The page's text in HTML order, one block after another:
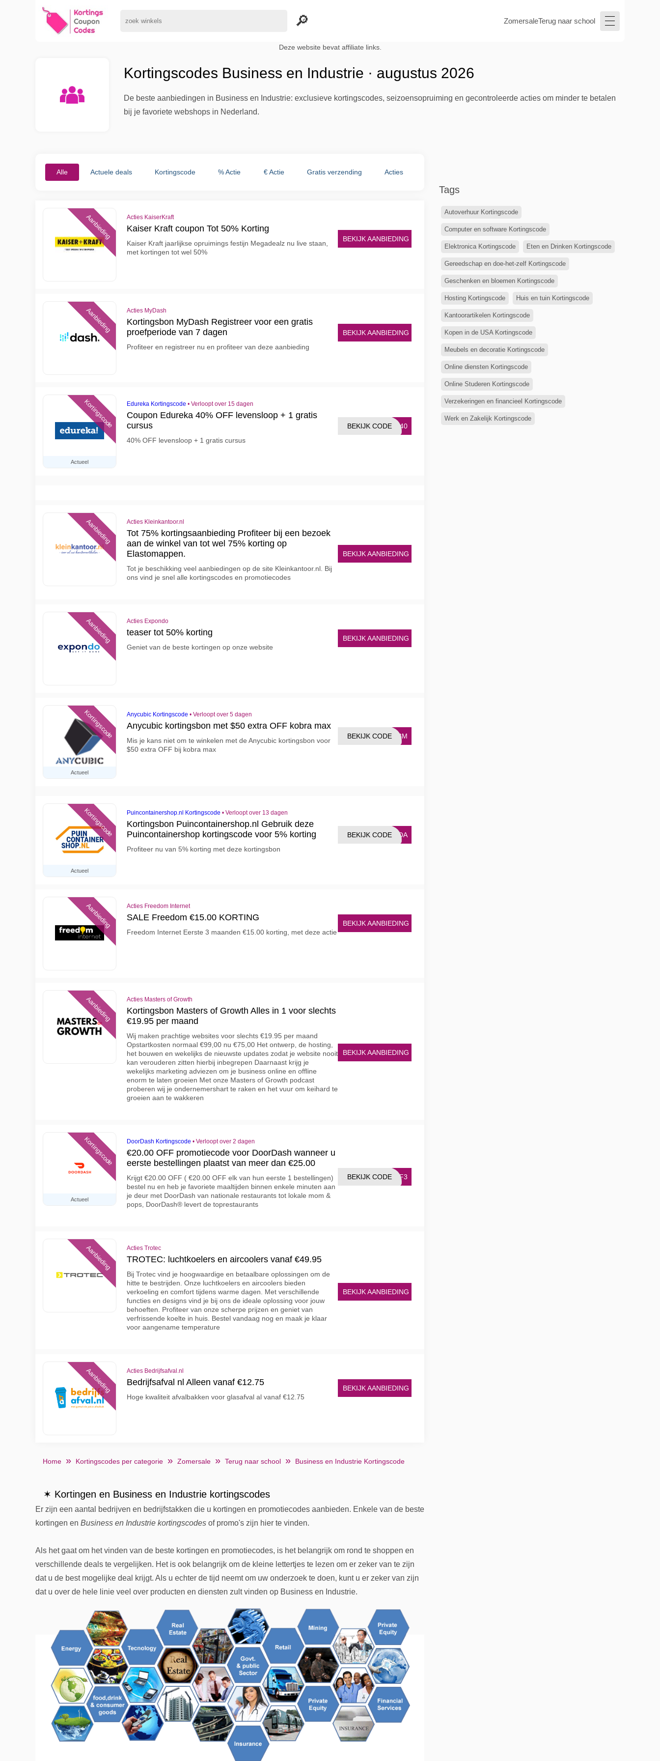
ZomersaleTerug naar school
Deze website bevat affiliate links.
Kortingscodes Business en Industrie · augustus 2026
De beste aanbiedingen in Business en Industrie: exclusieve kortingscodes, seizoensopruiming en gecontroleerde acties om minder te betalen
bij je favoriete webshops in Nederland.
Alle Actuele deals Kortingscode % Actie € Actie Gratis verzending Acties
Aanbieding Acties KaiserKraft
Kaiser Kraft coupon Tot 50% Korting
Kaiser Kraft jaarlijkse opruimings festijn Megadealz nu live staan,
met kortingen tot wel 50%
BEKIJK AANBIEDING
Aanbieding Acties MyDash
Kortingsbon MyDash Registreer voor een gratis
proefperiode van 7 dagen
Profiteer en registreer nu en profiteer van deze aanbieding
BEKIJK AANBIEDING
Actueel
Kortingscode Edureka Kortingscode • Verloopt over 15 dagen
Coupon Edureka 40% OFF levensloop + 1 gratis
cursus
40% OFF levensloop + 1 gratis cursus
SI40
BEKIJK CODE
Aanbieding Acties Kleinkantoor.nl
Tot 75% kortingsaanbieding Profiteer bij een bezoek
aan de winkel van tot wel 75% korting op
Elastomappen.
Tot je beschikking veel aanbiedingen op de site Kleinkantoor.nl. Bij
ons vind je snel alle kortingscodes en promotiecodes
BEKIJK AANBIEDING
Aanbieding Acties Expondo
teaser tot 50% korting
Geniet van de beste kortingen op onze website
BEKIJK AANBIEDING
Actueel
Kortingscode Anycubic Kortingscode • Verloopt over 5 dagen
Anycubic kortingsbon met $50 extra OFF kobra max
Mis je kans niet om te winkelen met de Anycubic kortingsbon voor
$50 extra OFF bij kobra max
CKBM
BEKIJK CODE
Actueel
Kortingscode Puincontainershop.nl Kortingscode • Verloopt over 13 dagen
Kortingsbon Puincontainershop.nl Gebruik deze
Puincontainershop kortingscode voor 5% korting
Profiteer nu van 5% korting met deze kortingsbon
23DA
BEKIJK CODE
Aanbieding Acties Freedom Internet
SALE Freedom €15.00 KORTING
Freedom Internet Eerste 3 maanden €15.00 korting, met deze actie
BEKIJK AANBIEDING
Aanbieding Acties Masters of Growth
Kortingsbon Masters of Growth Alles in 1 voor slechts
€19.95 per maand
Wij maken prachtige websites voor slechts €19.95 per maand
Opstartkosten normaal €99,00 nu €75,00 Het ontwerp, de hosting,
het bouwen en wekelijks de nieuwste updates zodat je website nooit
kan verouderen zitten hierbij inbegrepen Daarnaast krijg je
wekelijks marketing adviezen om je business online en offline
enorm te laten groeien Met onze Masters of Growth podcast
proberen wij je ondernemershart te raken en het vuur om keihard te
groeien aan te wakkeren
BEKIJK AANBIEDING
Actueel
Kortingscode DoorDash Kortingscode • Verloopt over 2 dagen
€20.00 OFF promotiecode voor DoorDash wanneer u
eerste bestellingen plaatst van meer dan €25.00
Krijgt €20.00 OFF ( €20.00 OFF elk van hun eerste 1 bestellingen)
bestel nu en heb je favoriete maaltijden binnen enkele minuten aan
je deur met DoorDash van nationale restaurants tot lokale mom &
pops, DoorDash® levert de toprestaurants
GTF3
BEKIJK CODE
Aanbieding Acties Trotec
TROTEC: luchtkoelers en aircoolers vanaf €49.95
Bij Trotec vind je hoogwaardige en betaalbare oplossingen om de
hitte te bestrijden. Onze luchtkoelers en aircoolers bieden
verkoeling en comfort tijdens warme dagen. Met verschillende
functies en designs vind je bij ons de ideale oplossing voor jouw
behoeften. Profiteer van onze scherpe prijzen en geniet van
verfrissende koelte in huis. Bestel vandaag nog en maak je klaar
voor aangename temperature
BEKIJK AANBIEDING
Aanbieding Acties Bedrijfsafval.nl
Bedrijfsafval nl Alleen vanaf €12.75
Hoge kwaliteit afvalbakken voor glasafval al vanaf €12.75
BEKIJK AANBIEDING
Home Kortingscodes per categorie Zomersale Terug naar school Business en Industrie Kortingscode
✶ Kortingen en Business en Industrie kortingscodes
Er zijn een aantal bedrijven en bedrijfstakken die u kortingen en promotiecodes aanbieden. Enkele van de beste
kortingen en Business en Industrie kortingscodes of promo's zijn hier te vinden.
Als het gaat om het vinden van de beste kortingen en promotiecodes, is het belangrijk om rond te shoppen en
verschillende deals te vergelijken. Het is ook belangrijk om de kleine lettertjes te lezen om er zeker van te zijn
dat u de best mogelijke deal krijgt. Als u echter de tijd neemt om uw onderzoek te doen, kunt u er zeker van zijn
dat u over de hele linie veel over producten en diensten zult vinden op Business en Industrie.
Tags
Autoverhuur Kortingscode
Computer en software Kortingscode
Elektronica Kortingscode Eten en Drinken Kortingscode
Gereedschap en doe-het-zelf Kortingscode
Geschenken en bloemen Kortingscode
Hosting Kortingscode Huis en tuin Kortingscode
Kantoorartikelen Kortingscode
Kopen in de USA Kortingscode
Meubels en decoratie Kortingscode
Online diensten Kortingscode
Online Studeren Kortingscode
Verzekeringen en financieel Kortingscode
Werk en Zakelijk Kortingscode